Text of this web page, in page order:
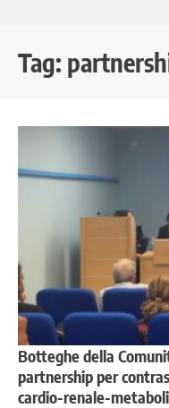
Tag:
Botteghe della
partnership per
cardio-renale-